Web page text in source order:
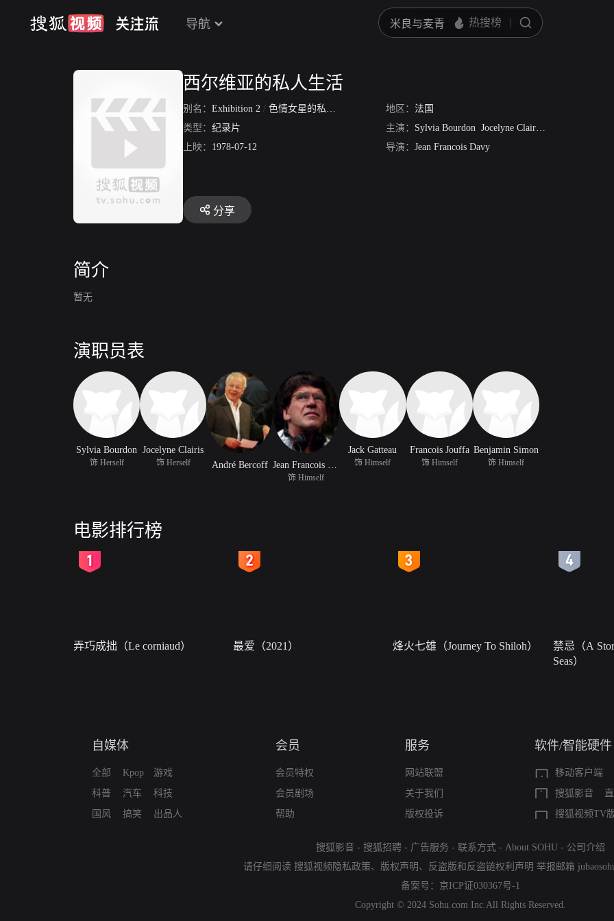
导航
西尔维亚的私人生活
别名： Exhibition 2 / 色情女星的私密生活 地区： 法国
类型： 纪录片 主演： Sylvia Bourdon Jocelyne Clairis
上映： 1978-07-12 导演： Jean Francois Davy
分享
简介
暂无
演职员表
Sylvia Bourdon
饰 Herself
Jocelyne Clairis
饰 Herself André Bercoff
饰 Himself
Jack Gatteau
饰 Himself
Francois Jouffa
饰 Himself
Benjamin Simon
饰 Himself
电影排行榜
弄巧成拙（Le corniaud） 最爱（2021） 烽火七雄（Journey To Shiloh）
禁忌（A
Seas）
自媒体
全部
科普
国风
Kpop
汽车
搞笑
游戏
科技
出品人
会员
会员特权
会员剧场
帮助
服务
网站联盟
关于我们
版权投诉
软件/智能硬件
移动客户端
搜狐影音
搜狐视频TV
搜狐影音 - 搜狐招聘 - 广告服务 - 联系方式 - About SOHU - 公司介绍
请仔细阅读 搜狐视频隐私政策、 版权声明 、 反盗版和反盗链权利声明 举报邮箱
备案号： 京ICP证030367号-1
Copyright © 2024 Sohu.com Inc.All Rights Reserved.